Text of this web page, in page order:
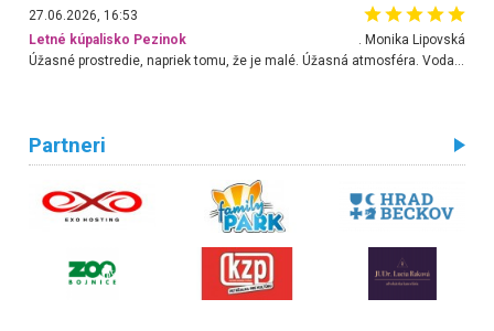
27.06.2026, 16:53
Letné kúpalisko Pezinok
. Monika Lipovská
Úžasné prostredie, napriek tomu, že je malé. Úžasná atmosféra. Voda fantastická a nádherná. Ľudí je pomerne veľa, ale su mili a ohľaduplní. Je veľmi zaujímavé sledovať, ako dokážu spolu športovať cudzí ľudia a bez ohľadu na vek. Vládne tu pohoda. Vnuka neviem dostať z vody. Ďakujem za krásny deň . Urcite sa sem vrátim. Jediný problém je s parkovaním, ale aj ten sa mi podarilo vyriešiť. Monika Bratislava
Partneri